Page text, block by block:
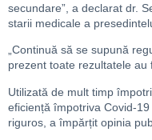
secundare”, a declarat dr.
starii medicale a
„Continuă să se supună
prezent toate rezultatele au
Utilizată de mult timp
eficiență împotriva Covid-
riguros, a împărțit opinia